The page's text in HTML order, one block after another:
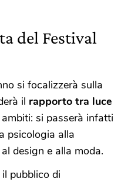
del Festival
si focalizzerà sulla
il rapporto tra luce
si passerà infatti
psicologia alla
design e alla moda.
pubblico di